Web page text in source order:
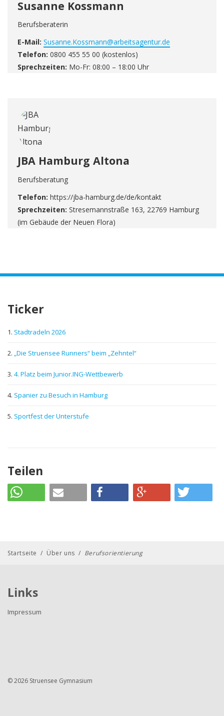
Susanne Kossmann
Berufsberaterin
E-Mail: Susanne.Kossmann@arbeitsagentur.de
Telefon: 0800 455 55 00 (kostenlos)
Sprechzeiten: Mo-Fr: 08:00 – 18:00 Uhr
JBA Hamburg Altona
Berufsberatung
Telefon: https://jba-hamburg.de/de/kontakt
Sprechzeiten: Stresemannstraße 163, 22769 Hamburg
(im Gebäude der Neuen Flora)
Ticker
Stadtradeln 2026
„Die Struensee Runners“ beim „Zehntel“
4. Platz beim Junior.ING-Wettbewerb
Spanier zu Besuch in Hamburg
Sportfest der Unterstufe
Teilen
Startseite / Über uns / Berufsorientierung
Links
Impressum
© 2026 Struensee Gymnasium